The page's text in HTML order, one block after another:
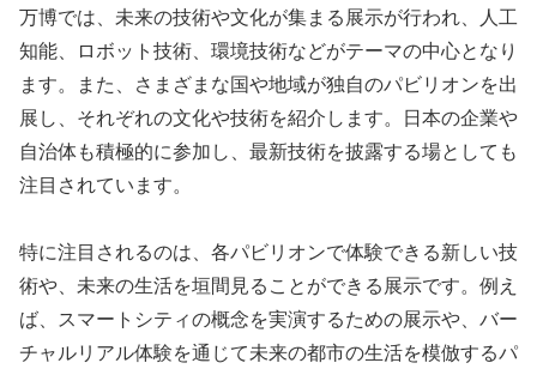
万博では、未来の技術や文化が集まる展示が行われ、人工
知能、ロボット技術、環境技術などがテーマの中心となり
ます。また、さまざまな国や地域が独自のパビリオンを出
展し、それぞれの文化や技術を紹介します。日本の企業や
自治体も積極的に参加し、最新技術を披露する場としても
注目されています。
特に注目されるのは、各パビリオンで体験できる新しい技
術や、未来の生活を垣間見ることができる展示です。例え
ば、スマートシティの概念を実演するための展示や、バー
チャルリアル体験を通じて未来の都市の生活を模倣するパ